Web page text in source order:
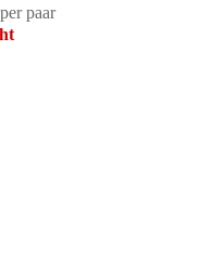
paar